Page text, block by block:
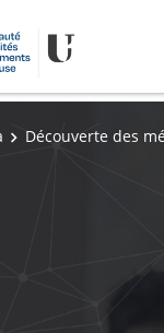
Découverte des